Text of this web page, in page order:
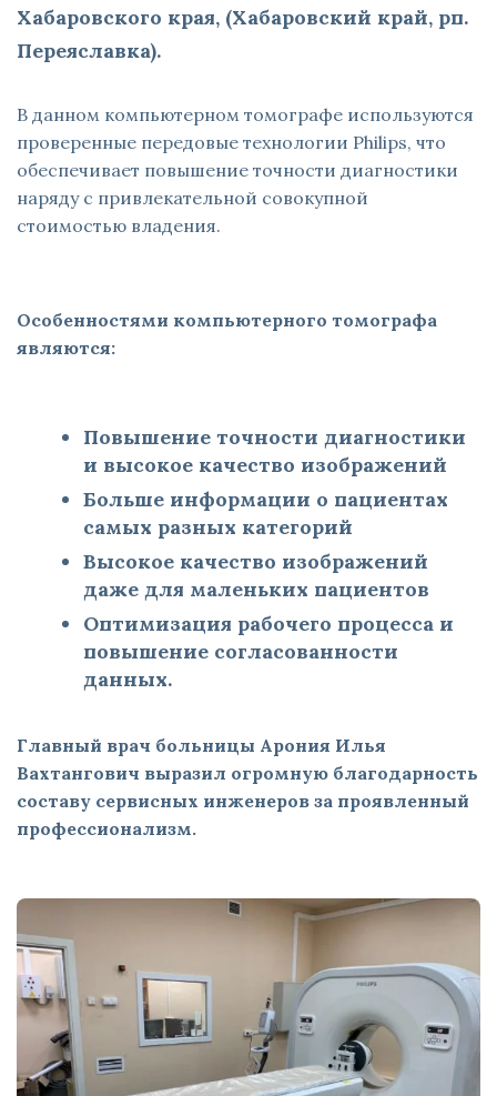
Хабаровского края, (Хабаровский край, рп.
Переяславка).
В данном компьютерном томографе используются
проверенные передовые технологии Philips, что
обеспечивает повышение точности диагностики
наряду с привлекательной совокупной
стоимостью владения.
Особенностями компьютерного томографа
являются:
Повышение точности диагностики
и высокое качество изображений
Больше информации о пациентах
самых разных категорий
Высокое качество изображений
даже для маленьких пациентов
Оптимизация рабочего процесса и
повышение согласованности
данных.
Главный врач больницы Арония Илья
Вахтангович выразил огромную благодарность
составу сервисных инженеров за проявленный
профессионализм.